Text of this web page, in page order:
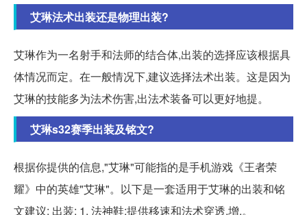
艾琳法术出装还是物理出装?
艾琳作为一名射手和法师的结合体,出装的选择应该根据具
体情况而定。在一般情况下,建议选择法术出装。这是因为
艾琳的技能多为法术伤害,出法术装备可以更好地提。
艾琳s32赛季出装及铭文?
根据你提供的信息,"艾琳"可能指的是手机游戏《王者荣
耀》中的英雄"艾琳"。以下是一套适用于艾琳的出装和铭
文建议: 出装: 1. 法神鞋:提供移速和法术穿透,增.。